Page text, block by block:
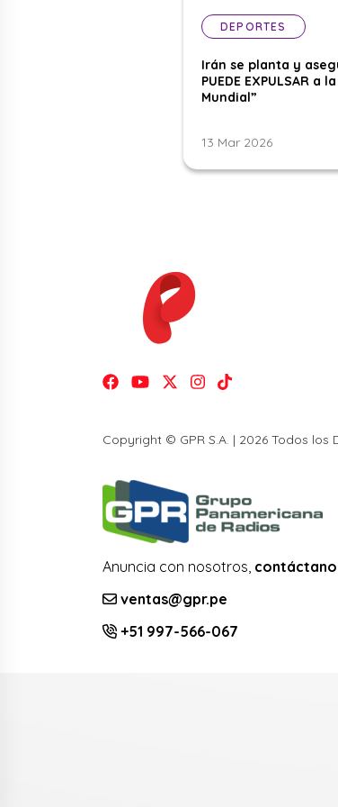
DEPORTES
Irán se planta y
PUEDE EXPULSAR a
Mundial”
13 Mar 2026
Copyright © GPR S.A. | 2026 Todos los
Anuncia con nosotros,
ventas@gpr.pe
+51 997-566-067